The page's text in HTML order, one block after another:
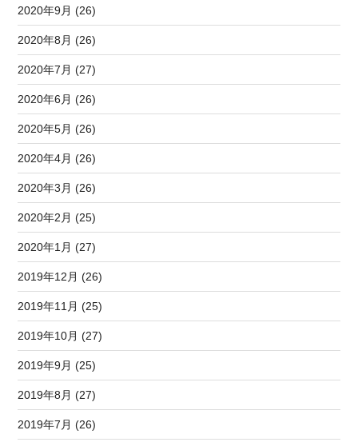
2020年9月 (26)
2020年8月 (26)
2020年7月 (27)
2020年6月 (26)
2020年5月 (26)
2020年4月 (26)
2020年3月 (26)
2020年2月 (25)
2020年1月 (27)
2019年12月 (26)
2019年11月 (25)
2019年10月 (27)
2019年9月 (25)
2019年8月 (27)
2019年7月 (26)